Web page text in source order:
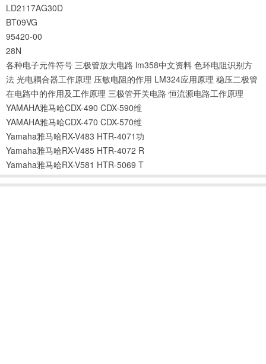
LD2117AG30D
BT09VG
95420-00
28N
各种电子元件符号 三极管放大电路 lm358中文资料 色环电阻识别方
法 光电耦合器工作原理 压敏电阻的作用 LM324应用原理 稳压二极管
在电路中的作用及工作原理 三极管开关电路 恒流源电路工作原理
YAMAHA雅马哈CDX-490 CDX-590维
YAMAHA雅马哈CDX-470 CDX-570维
Yamaha雅马哈RX-V483 HTR-4071功
Yamaha雅马哈RX-V485 HTR-4072 R
Yamaha雅马哈RX-V581 HTR-5069 T